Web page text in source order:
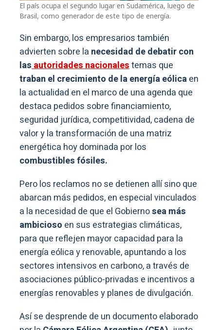
El país ocupa el segundo lugar en Sudamérica, luego de
Brasil, como generador de este tipo de energía.
Sin embargo, los empresarios también
advierten sobre la necesidad de debatir con
lasautoridades nacionalestemas que
traban el crecimiento de la energía eólicaen
la actualidad en el marco de una agenda que
destaca pedidos sobre financiamiento,
seguridad jurídica, competitividad, cadena de
valor y la transformación de una matriz
energética hoy dominada por los
combustibles fósiles.
Pero los reclamos no se detienen allí sino que
abarcan más pedidos, en especial vinculados
a la necesidad de que el Gobiernosea más
ambicioso en sus estrategias climáticas,
para que reflejen mayor capacidad para la
energía eólica y renovable, apuntando a los
sectores intensivos en carbono, a través de
asociaciones público-privadas e incentivos a
energías renovables y planes de divulgación.
Así se desprende de un documento elaborado